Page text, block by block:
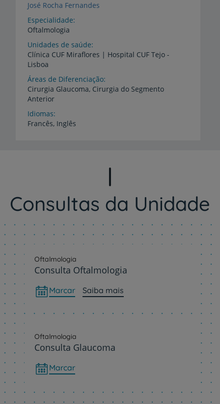
José Rocha Fernandes
Especialidade
Oftalmologia
Unidades de saúde
Clínica CUF Miraflores | Hospital CUF Tejo -
Lisboa
Áreas de Diferenciação
Cirurgia Glaucoma, Cirurgia do Segmento
Anterior
Idiomas
Francês, Inglês
Consultas da Unidade
Oftalmologia
Consulta Oftalmologia
Marcar Saiba mais
Oftalmologia
Consulta Glaucoma
Marcar